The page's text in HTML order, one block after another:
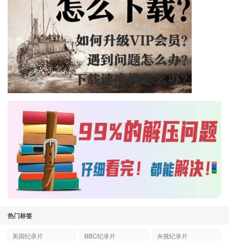
热门标签
美国纪录片 BBC纪录片
央视纪录片